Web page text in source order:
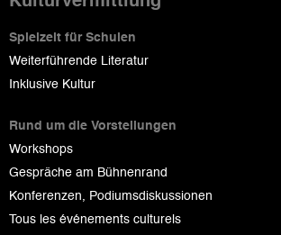
Spielzeit für Schulen
Weiterführende Literatur
Inklusive Kultur
Rund um die Vorstellungen
Workshops
Gespräche am Bühnenrand
Konferenzen, Podiumsdiskussionen
Tous les événements culturels